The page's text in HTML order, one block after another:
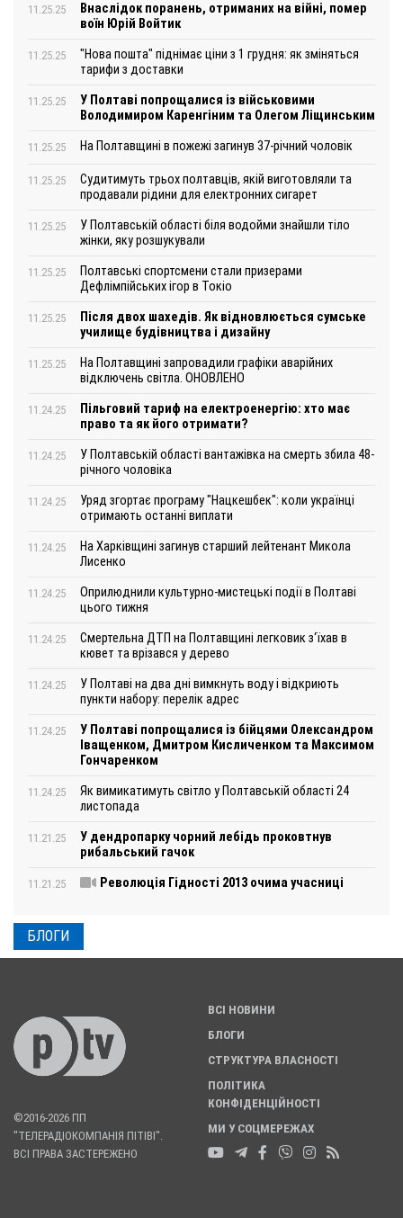
11.25.25
Внаслідок поранень, отриманих на війні, помер
воїн Юрій Войтик
11.25.25
"Нова пошта" піднімає ціни з 1 грудня: як зміняться
тарифи з доставки
11.25.25
У Полтаві попрощалися із військовими
Володимиром Каренгіним та Олегом Ліщинським
11.25.25 На Полтавщині в пожежі загинув 37-річний чоловік
11.25.25
Судитимуть трьох полтавців, якій виготовляли та
продавали рідини для електронних сигарет
11.25.25
У Полтавській області біля водойми знайшли тіло
жінки, яку розшукували
11.25.25
Полтавські спортсмени стали призерами
Дефлімпійських ігор в Токіо
11.25.25
Після двох шахедів. Як відновлюється сумське
училище будівництва і дизайну
11.25.25
На Полтавщині запровадили графіки аварійних
відключень світла. ОНОВЛЕНО
11.24.25
Пільговий тариф на електроенергію: хто має
право та як його отримати?
11.24.25
У Полтавській області вантажівка на смерть збила 48-
річного чоловіка
11.24.25
Уряд згортає програму "Нацкешбек": коли українці
отримають останні виплати
11.24.25
На Харківщині загинув старший лейтенант Микола
Лисенко
11.24.25
Оприлюднили культурно-мистецькі події в Полтаві
цього тижня
11.24.25
Смертельна ДТП на Полтавщині легковик з‘їхав в
кювет та врізався у дерево
11.24.25
У Полтаві на два дні вимкнуть воду і відкриють
пункти набору: перелік адрес
11.24.25
У Полтаві попрощалися із бійцями Олександром
Іващенком, Дмитром Кисличенком та Максимом
Гончаренком
11.24.25
Як вимикатимуть світло у Полтавській області 24
листопада
11.21.25
У дендропарку чорний лебідь проковтнув
рибальський гачок
11.21.25 Революція Гідності 2013 очима учасниці
БЛОГИ
©2016-2026 ПП
"ТЕЛЕРАДІОКОМПАНІЯ ПІТІВІ".
ВСІ ПРАВА ЗАСТЕРЕЖЕНО
ВСІ НОВИНИ
БЛОГИ
СТРУКТУРА ВЛАСНОСТІ
ПОЛІТИКА
КОНФІДЕНЦІЙНОСТІ
МИ У СОЦМЕРЕЖАХ